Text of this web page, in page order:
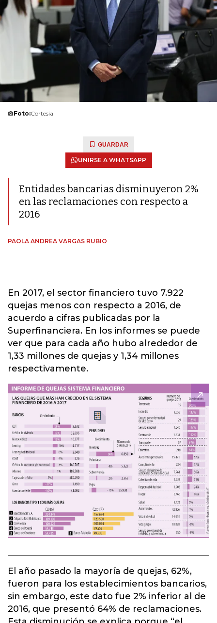
Foto:Cortesía
GUARDAR
UNIRSE A WHATSAPP
Entidades bancarias disminuyeron 2%
en las reclamaciones con respecto a
2016
PAOLA ANDREA VARGAS RUBIO
En 2017, el sector financiero tuvo 7.922
quejas menos con respecto a 2016, de
acuerdo a cifras publicadas por la
Superfinanciera. En los informes se puede
ver que para cada año hubo alrededor de
1,33 millones de quejas y 1,34 millones
respectivamente.
El año pasado la mayoría de quejas, 62%,
fueron para los establecimientos bancarios,
sin embargo, este dato fue 2% inferior al de
2016, que presentó 64% de reclamaciones.